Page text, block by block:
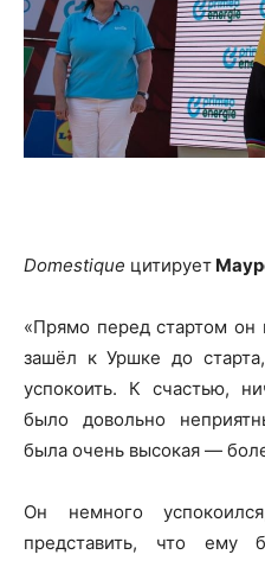
Domestique цитирует
«Прямо перед стартом он
зашёл к Уршке до
успокоить. К счастью,
было довольно
была очень высокая —
Он немного
представить, что ему